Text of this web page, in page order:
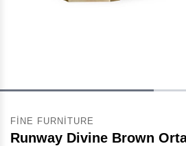
FINE FURNITURE
Runway Divine Brown